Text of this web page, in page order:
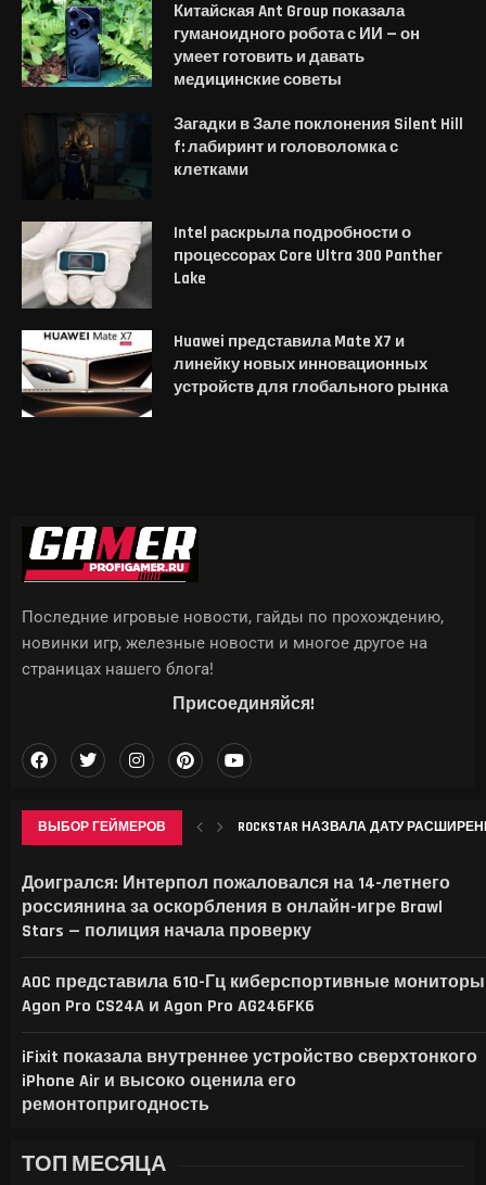
Китайская Ant Group показала
гуманоидного робота с ИИ — он
умеет готовить и давать
медицинские советы
Загадки в Зале поклонения Silent Hill
f: лабиринт и головоломка с
клетками
Intel раскрыла подробности о
процессорах Core Ultra 300 Panther
Lake
Huawei представила Mate X7 и
линейку новых инновационных
устройств для глобального рынка
ВЫБОР ГЕЙМЕРОВ ROCKSTAR НАЗВАЛА ДАТУ
Доигрался: Интерпол пожаловался на 14-летнего
россиянина за оскорбления в онлайн-игре Brawl
Stars — полиция начала проверку
AOC представила 610-Гц киберспортивные мониторы
Agon Pro CS24A и Agon Pro AG246FK6
iFixit показала внутреннее устройство сверхтонкого
iPhone Air и высоко оценила его
ремонтопригодность
Последние игровые новости, гайды по прохождению,
новинки игр, железные новости и многое другое на
страницах нашего блога!
Присоединяйся!
ТОП МЕСЯЦА